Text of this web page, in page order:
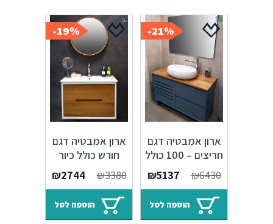
21%-
ארון אמבטיה דגם
חריצים – 100 כולל
כיור איטגרלי או
משטח עץ אלון
₪6430
המחיר
המקורי
היה:
₪6430.
₪5137
המחיר
הנוכחי
₪5137.
הוספה לסל
19%-
ארון אמבטיה דגם
חורש כולל כיור
איטגרלי או משטח
עץ אלון
₪3380
המחיר
המקורי
היה:
₪3380.
₪2744
הנוכחי
₪2744.
הוספה לסל